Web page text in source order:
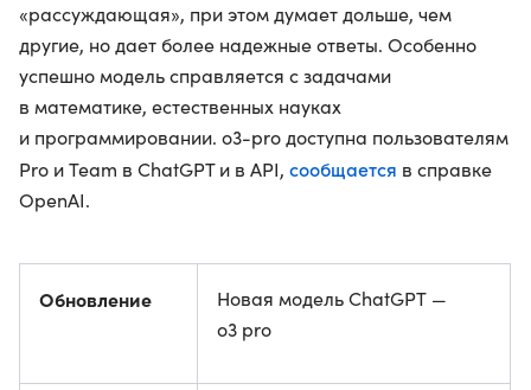
«рассуждающая», при этом думает дольше, чем
другие, но дает более надежные ответы. Особенно
успешно модель справляется с задачами
в математике, естественных науках
и программировании. o3-pro доступна пользователям
Pro и Team в ChatGPT и в API, сообщается в справке
OpenAI.
Обновление
Новая модель ChatGPT —
o3 pro